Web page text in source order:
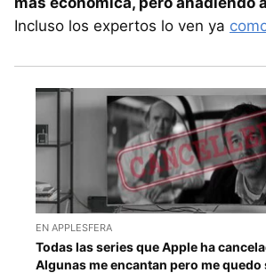
Incluso los expertos lo ven ya
EN APPLESFERA
Todas las series que Apple ha
Algunas me encantan pero me quedo